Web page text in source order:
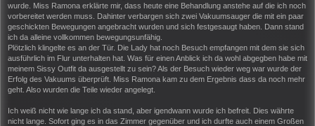
wurde. Miss Ramona erklärte mir, dass heute eine Behandlung anstehe auf die ich noch
vorbereitet werden muss. Dahinter verbargen sich zwei Vakuumsauger die mit ein paar
geschickten Bewegungen angebracht wurden und sich festgesaugt haben. Dann stand
ich da alleine vollkommen bewegungsunfähig.
Plötzlich klingelte es an der Tür. Die Lady hat noch Besuch empfangen mit dem sie sich
ausführlich im Flur unterhalten hat. Was für einen Anblick ich da wohl abgegben habe mit
meinem Sissy Outfit da ausgestellt zu sein? Als der Besuch wieder weg war wurde der
Erfolg des Vakuums überprüft. Miss Ramona kam zu dem Ergebnis dass da noch mehr
geht. Also wurden die Teile wieder angelegt.
Ich weiß nicht wie lange ich da stand, aber igendwann wurde ich befreit. Dies währte
nicht lange. Sofort ging es in das Zimmer gegenüber und ich durfte auch einem Großen